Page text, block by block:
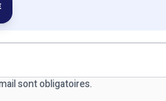
sont obligatoires.